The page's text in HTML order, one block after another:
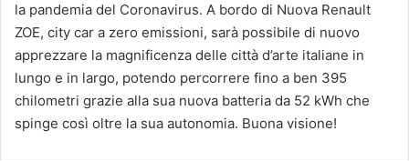
la pandemia del Coronavirus. A bordo di Nuova Renault
ZOE, city car a zero emissioni, sarà possibile di nuovo
apprezzare la magnificenza delle città d’arte italiane in
lungo e in largo, potendo percorrere fino a ben 395
chilometri grazie alla sua nuova batteria da 52 kWh che
spinge così oltre la sua autonomia. Buona visione!